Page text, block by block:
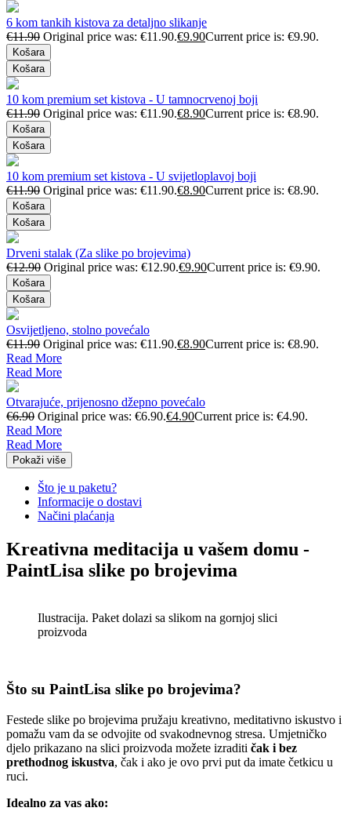
6 kom tankih kistova za detaljno slikanje
€11.90 Original price was: €11.90.€9.90Current price is: €9.90.
Košara
Košara
10 kom premium set kistova - U tamnocrvenoj boji
€11.90 Original price was: €11.90.€8.90Current price is: €8.90.
Košara
Košara
10 kom premium set kistova - U svijetloplavoj boji
€11.90 Original price was: €11.90.€8.90Current price is: €8.90.
Košara
Košara
Drveni stalak (Za slike po brojevima)
€12.90 Original price was: €12.90.€9.90Current price is: €9.90.
Košara
Košara
Osvijetljeno, stolno povećalo
€11.90 Original price was: €11.90.€8.90Current price is: €8.90.
Read More
Read More
Otvarajuće, prijenosno džepno povećalo
€6.90 Original price was: €6.90.€4.90Current price is: €4.90.
Read More
Read More
Pokaži više
Što je u paketu?
Informacije o dostavi
Načini plaćanja
Kreativna meditacija u vašem domu -
PaintLisa slike po brojevima
Ilustracija. Paket dolazi sa slikom na gornjoj slici
proizvoda
Što su PaintLisa slike po brojevima?
Festede slike po brojevima pružaju kreativno, meditativno iskustvo i
pomažu vam da se odvojite od svakodnevnog stresa. Umjetničko
djelo prikazano na slici proizvoda možete izraditi čak i bez
prethodnog iskustva, čak i ako je ovo prvi put da imate četkicu u
ruci.
Idealno za vas ako: